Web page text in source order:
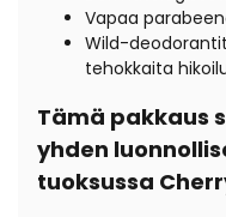
Vapaa
Wild-
tehokkaita
Tämä pakkaus
yhden
tuoksussa